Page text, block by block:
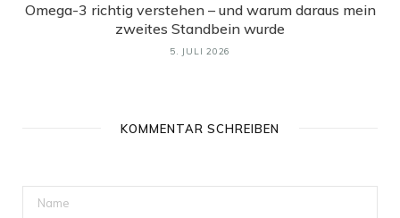
Omega-3 richtig verstehen – und warum daraus mein
zweites Standbein wurde
5. JULI 2026
KOMMENTAR SCHREIBEN